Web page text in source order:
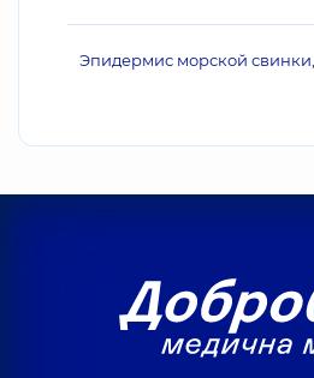
Эпидермис морской свинки,